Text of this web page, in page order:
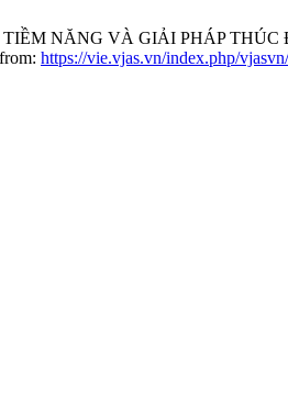
TIỀM NĂNG VÀ GIẢI PHÁP
https://vie.vjas.vn/index.php/